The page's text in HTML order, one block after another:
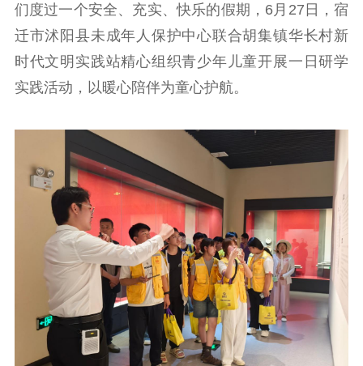
信息公开年度报
告
政策法规
工作动态
理论学习 宣传宣讲
哲学社科
社科强省 工作通知
成果集萃
江苏文脉
资料下载
新闻宣传
主题宣传 对外宣传
新闻发布
记者之家
品牌栏目
们度过一个安全、充实、快乐的假期，6月27日，宿
迁市沭阳县未成年人保护中心联合胡集镇华长村新
时代文明实践站精心组织青少年儿童开展一日研学
实践活动，以暖心陪伴为童心护航。